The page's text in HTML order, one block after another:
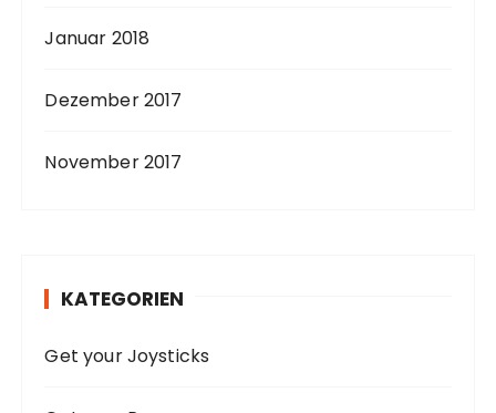
Januar 2018
Dezember 2017
November 2017
KATEGORIEN
Get your Joysticks